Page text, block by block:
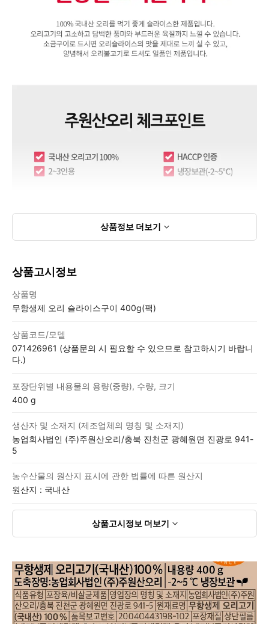
상품정보 더보기
상품고시정보
상품명
무항생제 오리 슬라이스구이 400g(팩)
상품코드/모델
071426961 (상품문의 시 필요할 수 있으므로 참고하시기 바랍니
다.)
포장단위별 내용물의 용량(중량), 수량, 크기
400 g
생산자 및 소재지 (제조업체의 명칭 및 소재지)
농업회사법인 (주)주원산오리/충북 진천군 광혜원면 진광로 941-
5
농수산물의 원산지 표시에 관한 법률에 따른 원산지
원산지 : 국내산
상품고시정보 더보기